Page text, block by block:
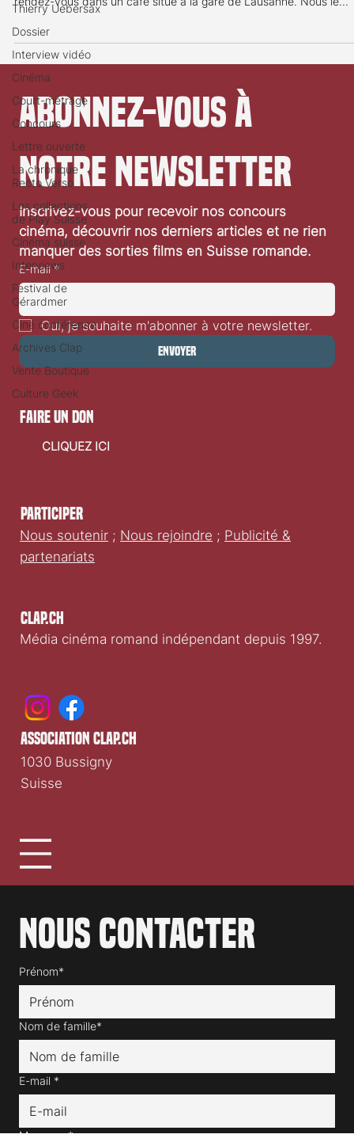
Thierry Uebersax
Dossier
Interview vidéo
Cinéma
Court-métrage
Concours
Lettre ouverte
La chronique
Recto Verso
Les collections
de Play Suisse
Cinéma suisse
Interviews
Festival de
Gérardmer
Ciné conférence
Archives Clap
Vente Boutique
Culture Geek
Pierre Monnard, le réalisateur des Enfants du Platzspitz, nous
rendez-vous dans un café situé à la gare de Lausanne. Nous le...
Abonnez-vous à
notre newsletter
Inscrivez-vous pour recevoir nos concours
cinéma, découvrir nos derniers articles et ne rien
manquer des sorties films en Suisse romande.
E-mail *
Oui, je souhaite m'abonner à votre newsletter.
Clap.ch
Participer
Nous soutenir
Nous contacter
Prénom*
Nom de famille*
E-mail *
faire un don
association clap.ch
1030 Bussigny